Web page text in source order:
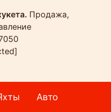
Продажа,
Авто